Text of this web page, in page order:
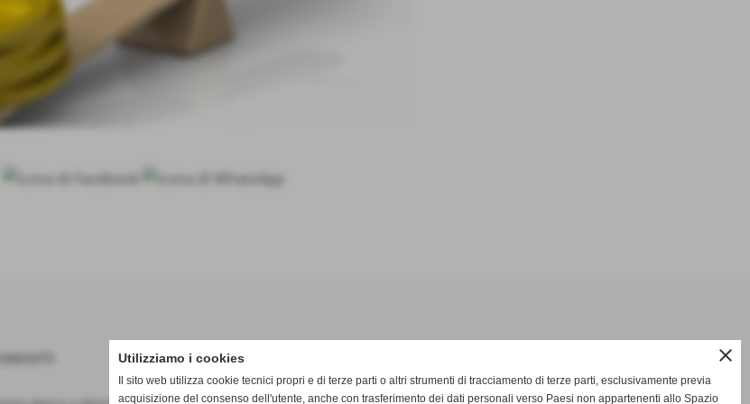
CONTATTI close
Utilizziamo i cookies
Il sito web utilizza cookie tecnici propri e di terze parti o altri strumenti di tracciamento di terze parti, esclusivamente previa
acquisizione del consenso dell'utente, anche con trasferimento dei dati personali verso Paesi non appartenenti allo Spazio